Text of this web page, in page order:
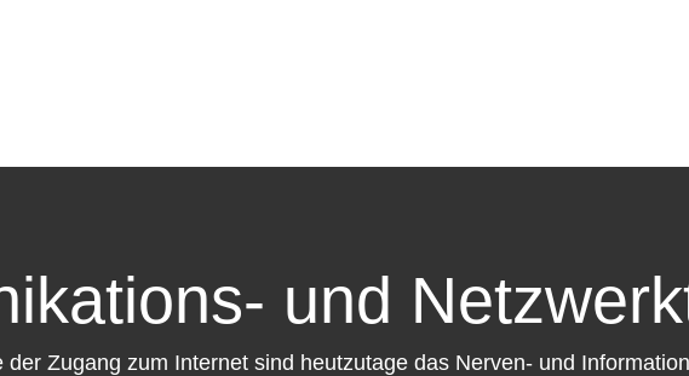
und
der Zugang zum Internet sind heutzutage das Nerven- und